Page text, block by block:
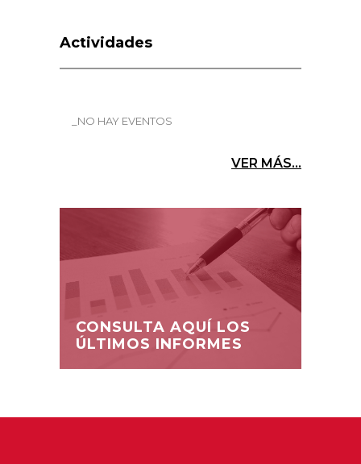
Actividades
_NO HAY EVENTOS
VER MÁS...
CONSULTA AQUÍ LOS
ÚLTIMOS INFORMES